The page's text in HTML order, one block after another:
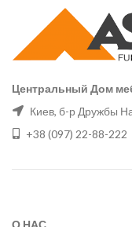
Центральный Дом
Киев, б-р Дружбы
+38 (097) 22-88-222
О НАС